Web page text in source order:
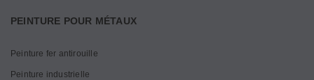
PEINTURE POUR MÉTAUX
Peinture fer antirouille
Peinture industrielle